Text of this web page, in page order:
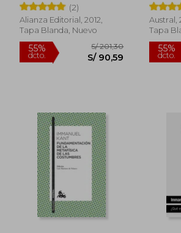
55%
dcto. S/ 52,46
(2)
Alianza Editorial, 2012,
Tapa Blanda, Nuevo
Austral,
Tapa